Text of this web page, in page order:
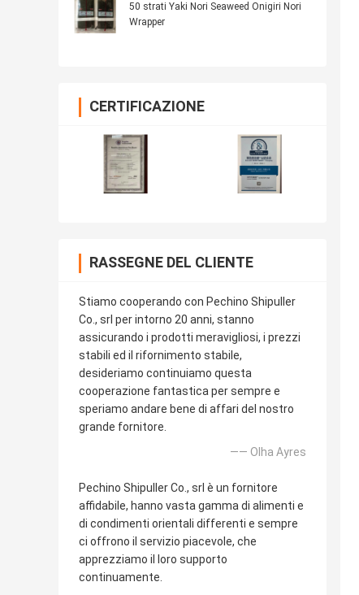
50 strati Yaki Nori Seaweed Onigiri Nori
Wrapper
CERTIFICAZIONE
RASSEGNE DEL CLIENTE
Stiamo cooperando con Pechino Shipuller
Co., srl per intorno 20 anni, stanno
assicurando i prodotti meravigliosi, i prezzi
stabili ed il rifornimento stabile,
desideriamo continuiamo questa
cooperazione fantastica per sempre e
speriamo andare bene di affari del nostro
grande fornitore.
—— Olha Ayres
Pechino Shipuller Co., srl è un fornitore
affidabile, hanno vasta gamma di alimenti e
di condimenti orientali differenti e sempre
ci offrono il servizio piacevole, che
apprezziamo il loro supporto
continuamente.